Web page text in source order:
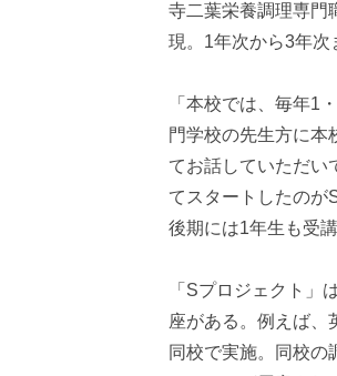
寺二葉栄養調理専門
現。1年次から3年次
「本校では、毎年1
門学校の先生方に本
てお話していただい
てスタートしたのが
後期には1年生も受
「Sプロジェクト」
座がある。例えば、
同校で実施。同校の